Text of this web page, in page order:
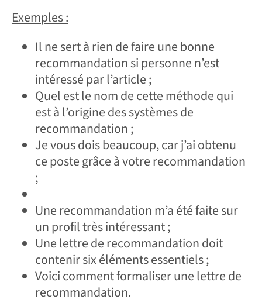
Exemples :
Il ne sert à rien de faire une bonne
recommandation si personne n’est
intéressé par l’article ;
Quel est le nom de cette méthode qui
est à l’origine des systèmes de
recommandation ;
Je vous dois beaucoup, car j’ai obtenu
ce poste grâce à votre recommandation
;
Une recommandation m’a été faite sur
un profil très intéressant ;
Une lettre de recommandation doit
contenir six éléments essentiels ;
Voici comment formaliser une lettre de
recommandation.